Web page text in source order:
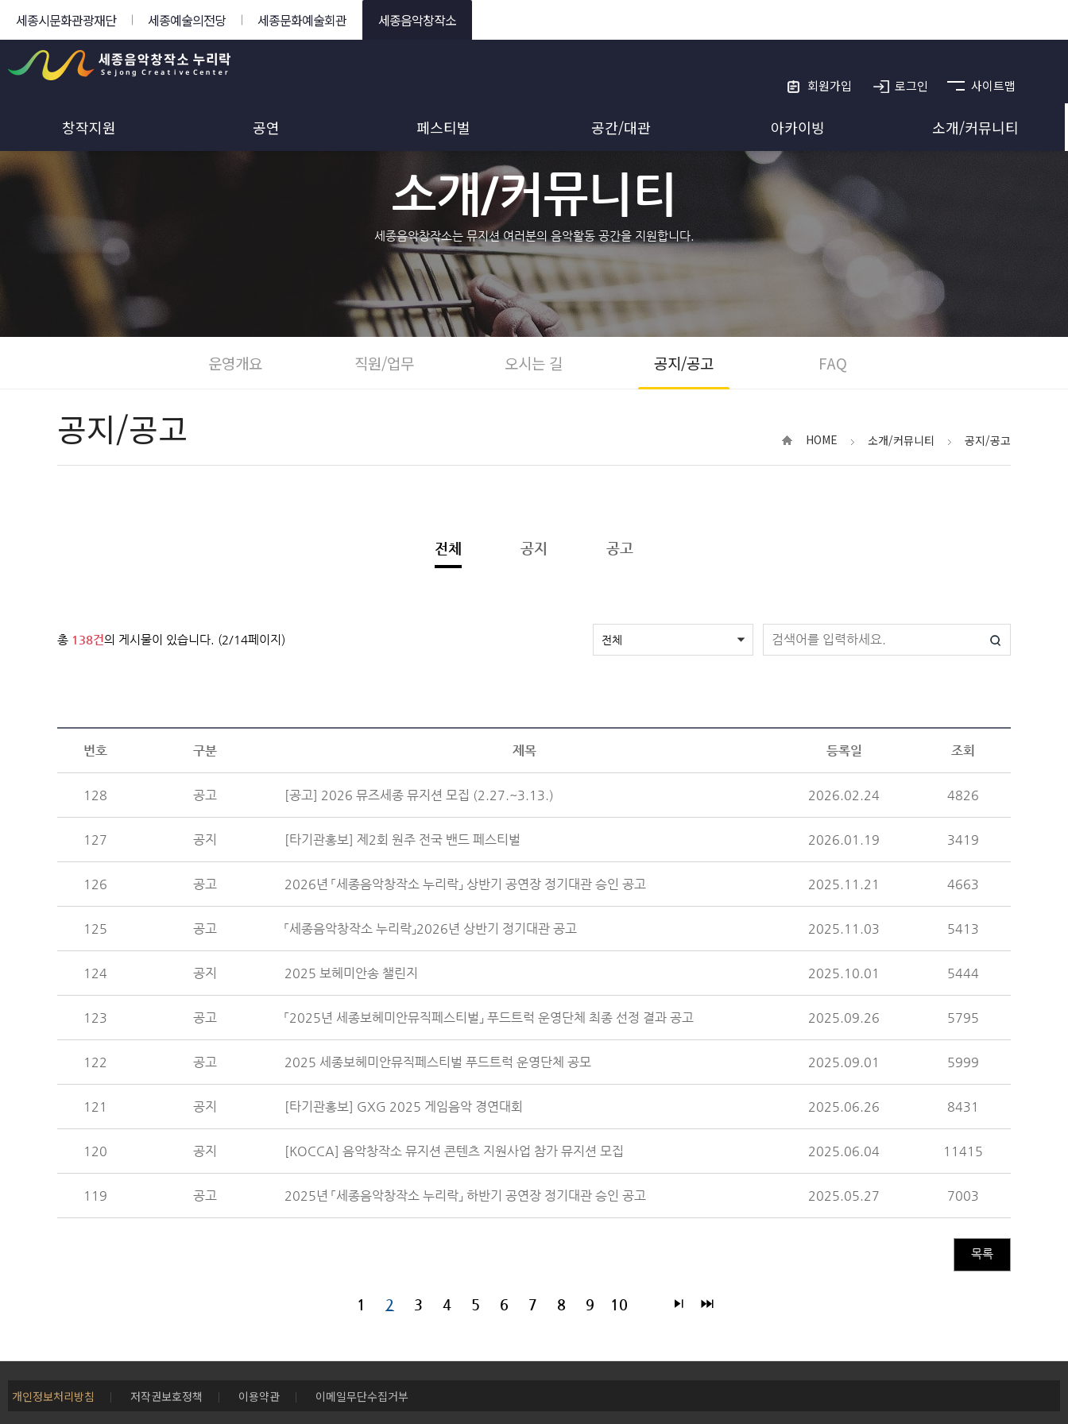
세종시문화관광재단 세종예술의전당 세종문화예술회관 세종음악창작소
회원가입 로그인 사이트맵
창작지원 공연 페스티벌 공간/대관 아카이빙 소개/커뮤니티
소개/커뮤니티
세종음악창작소는 뮤지션 여러분의 음악활동 공간을 지원합니다.
운영개요 직원/업무 오시는 길 공지/공고 FAQ
HOME 소개/커뮤니티 공지/공고
공지/공고
전체 공지 공고
총 138건의 게시물이 있습니다. (2/14페이지)
번호 구분 제목 등록일 조회
128 공고 [공고] 2026 뮤즈세종 뮤지션 모집 (2.27.~3.13.) 2026.02.24 4826
127 공지 [타기관홍보] 제2회 원주 전국 밴드 페스티벌 2026.01.19 3419
126 공고 2026년 「세종음악창작소 누리락」 상반기 공연장 정기대관 승인 공고 2025.11.21 4663
125 공고 「세종음악창작소 누리락」2026년 상반기 정기대관 공고 2025.11.03 5413
124 공지 2025 보헤미안송 챌린지 2025.10.01 5444
123 공고 「2025년 세종보헤미안뮤직페스티벌」 푸드트럭 운영단체 최종 선정 결과 공고 2025.09.26 5795
122 공고 2025 세종보헤미안뮤직페스티벌 푸드트럭 운영단체 공모 2025.09.01 5999
121 공지 [타기관홍보] GXG 2025 게임음악 경연대회 2025.06.26 8431
120 공지 [KOCCA] 음악창작소 뮤지션 콘텐츠 지원사업 참가 뮤지션 모집 2025.06.04 11415
119 공고 2025년 「세종음악창작소 누리락」 하반기 공연장 정기대관 승인 공고 2025.05.27 7003
목록
1 2 3 4 5 6 7 8 9 10
개인정보처리방침 저작권보호정책 이용약관 이메일무단수집거부